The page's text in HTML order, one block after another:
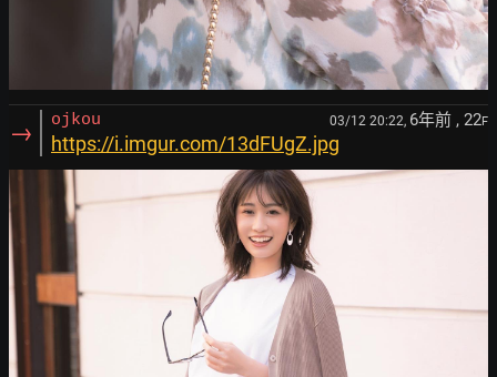
→ ojkou 03/12 20:22, 6年前 , 22F
https://i.imgur.com/13dFUgZ.jpg